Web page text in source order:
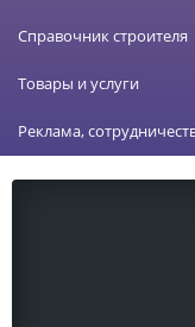
Справочник строителя
Товары и услуги
Реклама,